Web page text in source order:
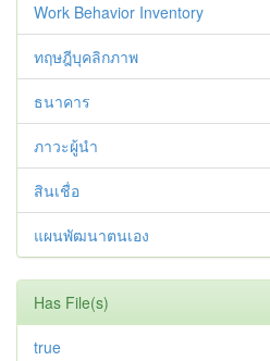
Work Behavior Inventory
ทฤษฎีบุคลิกภาพ
ธนาคาร
ภาวะผู้นำ
สินเชื่อ
แผนพัฒนาตนเอง
Has File(s)
true